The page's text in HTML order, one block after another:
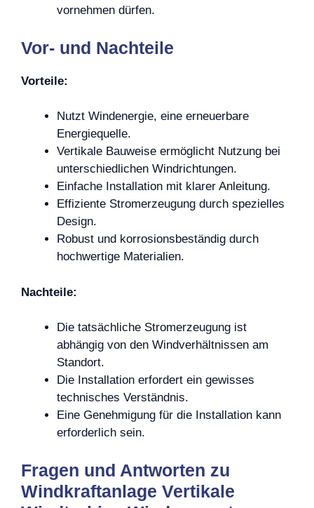
vornehmen dürfen.
Vor- und Nachteile
Vorteile:
Nutzt Windenergie, eine erneuerbare
Energiequelle.
Vertikale Bauweise ermöglicht Nutzung bei
unterschiedlichen Windrichtungen.
Einfache Installation mit klarer Anleitung.
Effiziente Stromerzeugung durch spezielles
Design.
Robust und korrosionsbeständig durch
hochwertige Materialien.
Nachteile:
Die tatsächliche Stromerzeugung ist
abhängig von den Windverhältnissen am
Standort.
Die Installation erfordert ein gewisses
technisches Verständnis.
Eine Genehmigung für die Installation kann
erforderlich sein.
Fragen und Antworten zu
Windkraftanlage Vertikale